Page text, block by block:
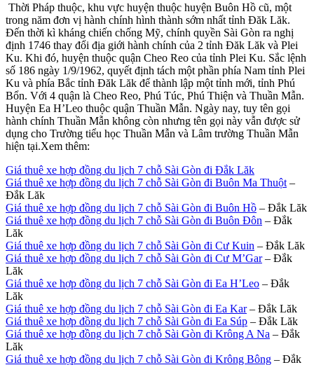
Thời Pháp thuộc, khu vực huyện thuộc huyện Buôn Hồ cũ, một
trong năm đơn vị hành chính hình thành sớm nhất tỉnh Đăk Lăk.
Đến thời kì kháng chiến chống Mỹ, chính quyền Sài Gòn ra nghị
định 1746 thay đổi địa giới hành chính của 2 tỉnh Đăk Lăk và Plei
Ku. Khi đó, huyện thuộc quận Cheo Reo của tỉnh Plei Ku. Sắc lệnh
số 186 ngày 1/9/1962, quyết định tách một phần phía Nam tỉnh Plei
Ku và phía Bắc tỉnh Đăk Lăk để thành lập một tỉnh mới, tỉnh Phú
Bổn. Với 4 quận là Cheo Reo, Phú Túc, Phú Thiện và Thuần Mẫn.
Huyện Ea H’Leo thuộc quận Thuần Mẫn. Ngày nay, tuy tên gọi
hành chính Thuần Mẫn không còn nhưng tên gọi này vẫn được sử
dụng cho Trường tiểu học Thuần Mẫn và Lâm trường Thuần Mẫn
hiện tại.Xem thêm:
Giá thuê xe hợp đồng du lịch 7 chỗ Sài Gòn đi Đắk Lăk
Giá thuê xe hợp đồng du lịch 7 chỗ Sài Gòn đi Buôn Ma Thuột –
Đắk Lăk
Giá thuê xe hợp đồng du lịch 7 chỗ Sài Gòn đi Buôn Hồ – Đắk Lăk
Giá thuê xe hợp đồng du lịch 7 chỗ Sài Gòn đi Buôn Đôn – Đắk
Lăk
Giá thuê xe hợp đồng du lịch 7 chỗ Sài Gòn đi Cư Kuin – Đắk Lăk
Giá thuê xe hợp đồng du lịch 7 chỗ Sài Gòn đi Cư M’Gar– Đắk
Lăk
Giá thuê xe hợp đồng du lịch 7 chỗ Sài Gòn đi Ea H’Leo – Đắk
Lăk
Giá thuê xe hợp đồng du lịch 7 chỗ Sài Gòn đi Ea Kar– Đắk Lăk
Giá thuê xe hợp đồng du lịch 7 chỗ Sài Gòn đi Ea Súp – Đắk Lăk
Giá thuê xe hợp đồng du lịch 7 chỗ Sài Gòn đi Krông A Na – Đắk
Lăk
Giá thuê xe hợp đồng du lịch 7 chỗ Sài Gòn đi Krông Bông – Đắk